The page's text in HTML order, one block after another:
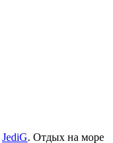
JediG. Отдых на море